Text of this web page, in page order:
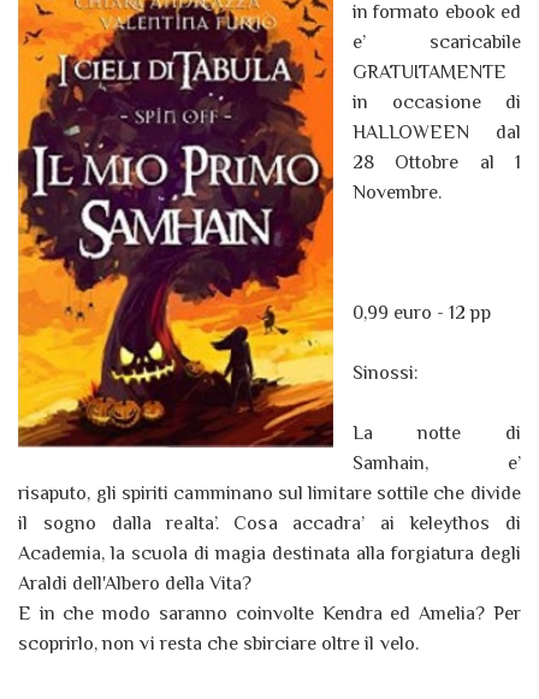
in formato ebook ed
e’ scaricabile
GRATUITAMENTE
in occasione di
HALLOWEEN dal
28 Ottobre al 1
Novembre.
0,99 euro - 12 pp
Sinossi:
La notte di
Samhain, e’
risaputo, gli spiriti camminano sul limitare sottile che divide
il sogno dalla realta’. Cosa accadra’ ai keleythos di
Academia, la scuola di magia destinata alla forgiatura degli
Araldi dell'Albero della Vita?
E in che modo saranno coinvolte Kendra ed Amelia? Per
scoprirlo, non vi resta che sbirciare oltre il velo.